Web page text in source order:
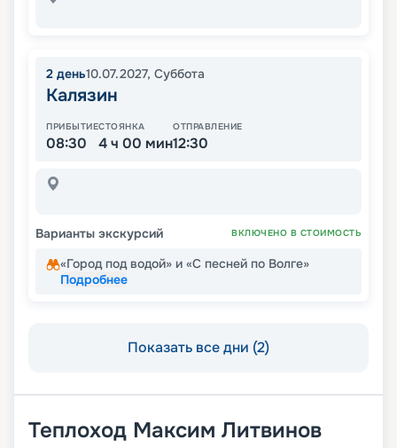
2 день10.07.2027, Суббота
Калязин
ПРИБЫТИЕ
08:30
СТОЯНКА
4 ч 00 мин
ОТПРАВЛЕНИЕ
12:30
Варианты экскурсий ВКЛЮЧЕНО В СТОИМОСТЬ
«Город под водой» и «С песней по Волге»
Подробнее
Показать все дни (2)
Теплоход Максим Литвинов